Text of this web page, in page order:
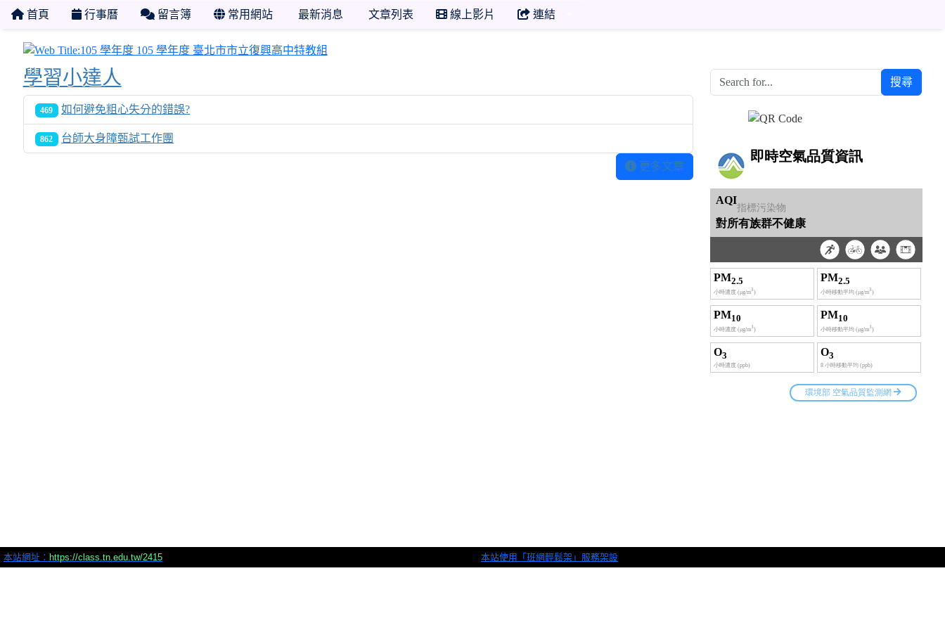
首頁 行事曆 留言簿 常用網站 最新消息 文章列表 線上影片 連結
學習小達人
469 如何避免粗心失分的錯誤?
862 台師大身障甄試工作團
更多文章
搜尋
Over View
本站網址： https://class.tn.edu.tw/2415 本站使用「班網輕鬆架」服務架設